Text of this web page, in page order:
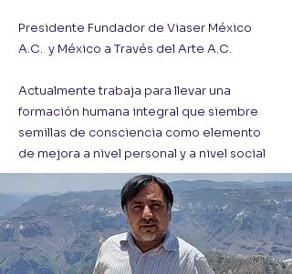
Presidente Fundador de Viaser México
A.C. y México a Través del Arte A.C.
Actualmente trabaja para llevar una
formación humana integral que siembre
semillas de consciencia como elemento
de mejora a nivel personal y a nivel social